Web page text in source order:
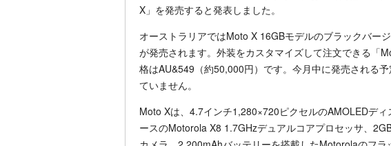
X」を発売すると発表しました。
オーストラリアではMoto X 16GBモデルのブラックバー
が発売されます。外装をカスタマイズして注文できる「
格はAU&549（約50,000円）です。今月中に発売される
ていません。
Moto Xは、4.7インチ1,280×720ピクセルのAMOLEDデ
ースのMotorola X8 1.7GHzデュアルコアプロセッサ、